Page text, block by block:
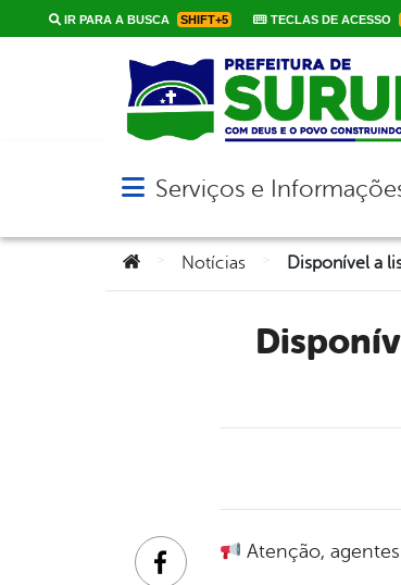
IR PARA A BUSCA SHIFT+5 TECLAS DE ACESSO
Abrir menu principal de navegação
Serviços e
Você está aqui:
Notícias
Disponível a lista de habilitados da Política Nacional Aldir
Atenção,
Facebook